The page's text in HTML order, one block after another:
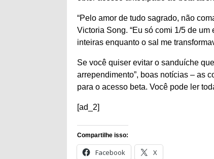
“Pelo amor de tudo sagrado, não
Victoria Song. “Eu só comi 1/5 de
inteiras enquanto o sal me
Se você quiser evitar o sanduíche
arrependimento”, boas notícias – as
para o acesso beta. Você pode ler
[ad_2]
Compartilhe isso:
Facebook X